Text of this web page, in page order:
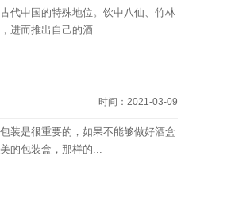
中国的特殊地位。饮中八仙、竹林
进而推出自己的酒...
时间：2021-03-09
是很重要的，如果不能够做好酒盒
的包装盒，那样的...